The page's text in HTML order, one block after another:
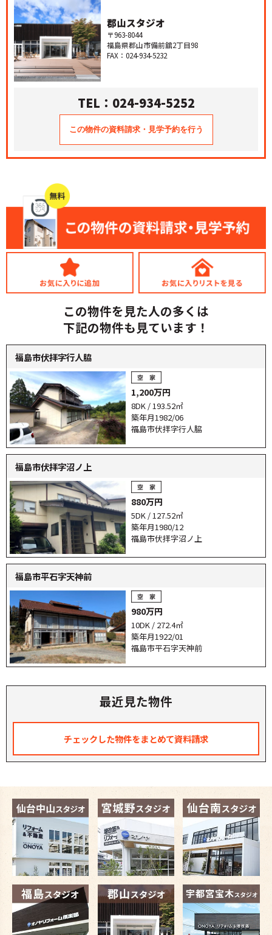
郡山スタジオ
〒963-8044
福島県郡山市備前舘2丁目98
FAX：024-934-5232
TEL：024-934-5252
この物件を見た人の多くは
下記の物件も見ています！
福島市伏拝字行人脇
1,200万円
8DK / 193.52㎡
築年月1982/06
福島市伏拝字行人脇
福島市伏拝字沼ノ上
880万円
5DK / 127.52㎡
築年月1980/12
福島市伏拝字沼ノ上
福島市平石字天神前
980万円
10DK / 272.4㎡
築年月1922/01
福島市平石字天神前
最近見た物件